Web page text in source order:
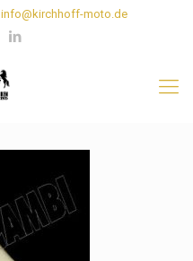
info@kirchhoff-moto.de